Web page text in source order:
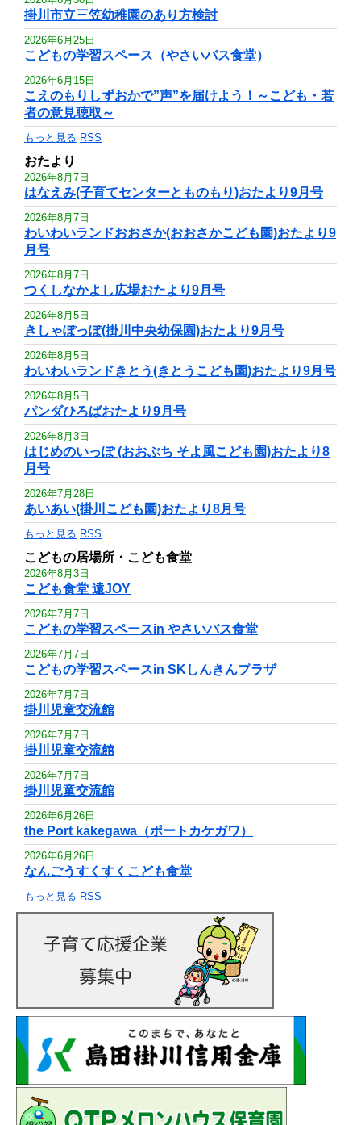
掛川市立三笠幼稚園のあり方検討
2026年6月25日
こどもの学習スペース（やさいバス食堂）
2026年6月15日
こえのもりしずおかで”声”を届けよう！～こども・若
者の意見聴取～
もっと見る RSS
おたより
2026年8月7日
はなえみ(子育てセンターとものもり)おたより9月号
2026年8月7日
わいわいランドおおさか(おおさかこども園)おたより9
月号
2026年8月7日
つくしなかよし広場おたより9月号
2026年8月5日
きしゃぽっぽ(掛川中央幼保園)おたより9月号
2026年8月5日
わいわいランドきとう(きとうこども園)おたより9月号
2026年8月5日
パンダひろばおたより9月号
2026年8月3日
はじめのいっぽ (おおぶち そよ風こども園)おたより8
月号
2026年7月28日
あいあい(掛川こども園)おたより8月号
もっと見る RSS
こどもの居場所・こども食堂
2026年8月3日
こども食堂 遠JOY
2026年7月7日
こどもの学習スペースin やさいバス食堂
2026年7月7日
こどもの学習スペースin SKしんきんプラザ
2026年7月7日
掛川児童交流館
2026年7月7日
掛川児童交流館
2026年7月7日
掛川児童交流館
2026年6月26日
the Port kakegawa（ポートカケガワ）
2026年6月26日
なんごうすくすくこども食堂
もっと見る RSS